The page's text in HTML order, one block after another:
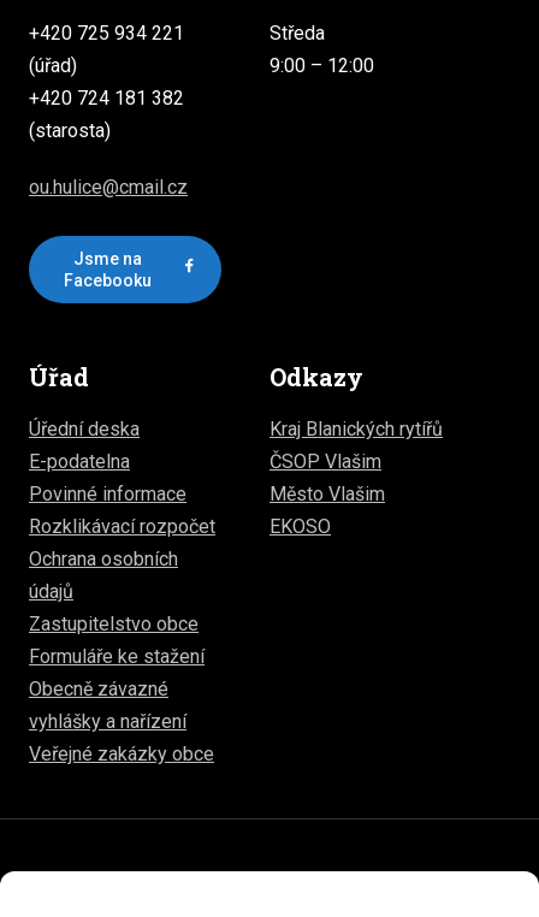
+420 725 934 221
(úřad)
+420 724 181 382
(starosta)
ou.hulice@cmail.cz
Jsme na
Facebooku
Středa
9:00 – 12:00
Úřad
Úřední deska
E-podatelna
Povinné informace
Rozklikávací rozpočet
Ochrana osobních
údajů
Zastupitelstvo obce
Formuláře ke stažení
Obecně závazné
vyhlášky a nařízení
Veřejné zakázky obce
Odkazy
Kraj Blanických rytířů
ČSOP Vlašim
Město Vlašim
EKOSO